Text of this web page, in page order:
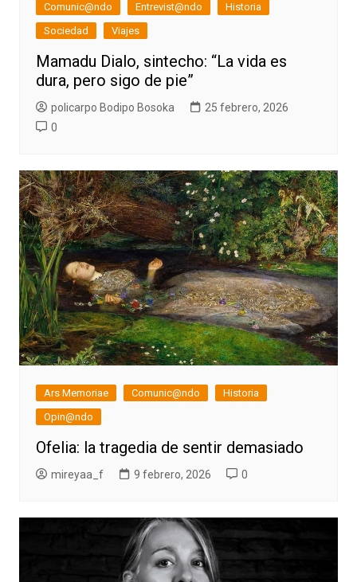
Comunic@ndo Entrevist@ndo
Historia
Sociedad
Viajes
Mamadu Dialo, sintecho: “La vida es
dura, pero sigo de pie”
policarpo Bodipo Bosoka
25 febrero, 2026
0
Ars Memoriae Comunic@ndo
Historia
Opin@ndo
Ofelia: la tragedia de sentir demasiado
mireyaa_f 9 febrero, 2026 0